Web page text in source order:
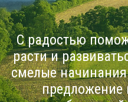
С радостью
расти и
смелые